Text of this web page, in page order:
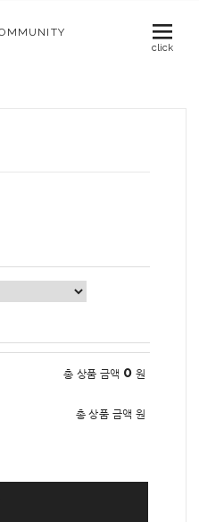
click
총 상품 금액 0 원
총 상품 금액 원